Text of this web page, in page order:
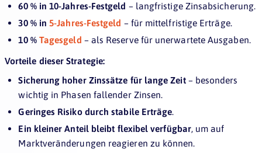
60 % in 10-Jahres-Festgeld – langfristige Zinsabsicherung.
30 % in5-Jahres-Festgeld – für mittelfristige Erträge.
10 % Tagesgeld – als Reserve für unerwartete Ausgaben.
Vorteile dieser Strategie:
Sicherung hoher Zinssätze für lange Zeit– besonders
wichtig in Phasen fallender Zinsen.
Geringes Risiko durch stabile Erträge.
Ein kleiner Anteil bleibt flexibel verfügbar, um auf
Marktveränderungen reagieren zu können.